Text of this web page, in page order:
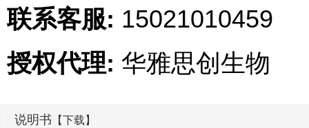
联系客服: 15021010459
授权代理: 华雅思创生物
说明书 【下载】